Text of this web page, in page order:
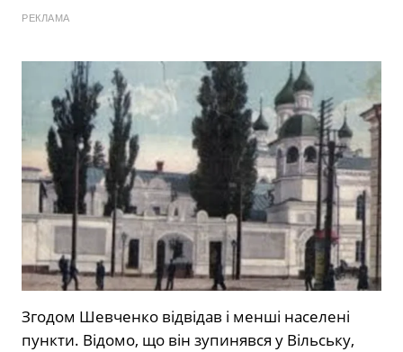
РЕКЛАМА
Згодом Шевченко відвідав і менші населені
пункти. Відомо, що він зупинявся у Вільську,